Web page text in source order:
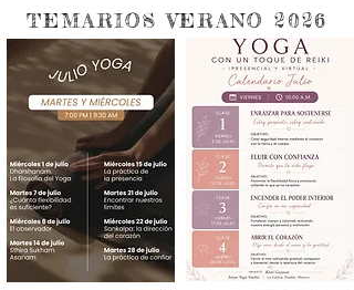
TEMARIOS VERANO 2026